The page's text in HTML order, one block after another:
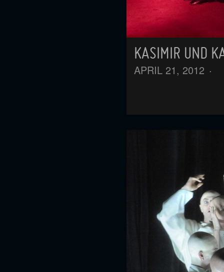
KASIMIR UND
APRIL 21, 2012 ·